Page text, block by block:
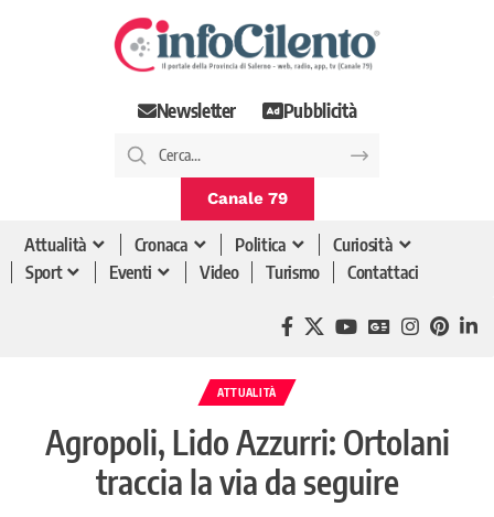
Newsletter Pubblicità
Canale 79
Attualità Cronaca Politica
Curiosità
Sport
Eventi Video Turismo Contattaci
ATTUALITÀ
Agropoli, Lido Azzurri: Ortolani
traccia la via da seguire